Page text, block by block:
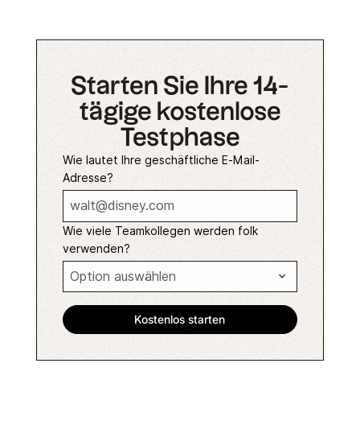
Starten Sie Ihre 14-
tägige kostenlose
Testphase
Wie lautet Ihre geschäftliche E-Mail-
Adresse?
Wie viele Teamkollegen werden folk
verwenden?